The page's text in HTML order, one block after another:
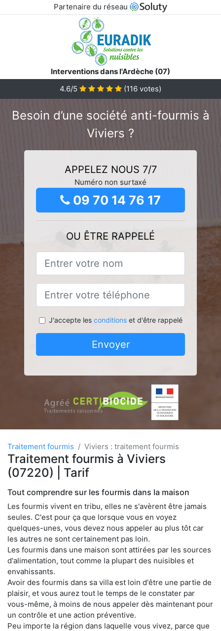
Partenaire du réseau
Interventions dans l'Ardèche (07)
4.6/5
(116 votes)
Besoin d’une société anti-fourmis à
Viviers ?
APPELEZ NOUS 7/7
Numéro non surtaxé
09 70 14 76 17
OU ÊTRE RAPPELÉ
J'accepte les conditionset d'être rappelé
Envoyer
Traitement fourmis Viviers : traitement fourmis
Traitement fourmis à Viviers
(07220) | Tarif
Tout comprendre sur les fourmis dans la maison
Les fourmis vivent en tribu, elles ne s'avèrent être jamais
seules. C'est pour ça que lorsque vous en voyez
quelques-unes, vous devez nous appeler au plus tôt car
les autres ne sont certainement pas loin.
Les fourmis dans une maison sont attirées par les sources
d'alimentation, tout comme la plupart des nuisibles et
envahissants.
Avoir des fourmis dans sa villa est loin d'être une partie de
plaisir, et vous aurez tout le temps de le constater par
vous-même, à moins de nous appeler dès maintenant pour
un contrôle et une action préventive.
Peu importe la région dans laquelle vous vivez, parce que